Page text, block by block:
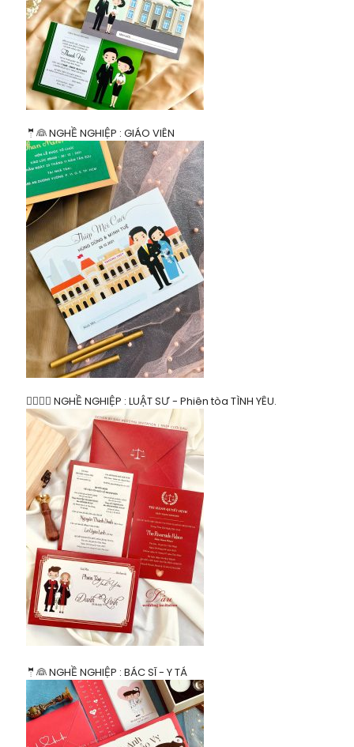
🤵👰 NGHỀ NGHIỆP : GIÁO VIÊN
👨‍⚖️👩‍⚖️ NGHỀ NGHIỆP : LUẬT SƯ - Phiên tòa TÌNH YÊU.
🤵👰 NGHỀ NGHIỆP : BÁC SĨ - Y TÁ